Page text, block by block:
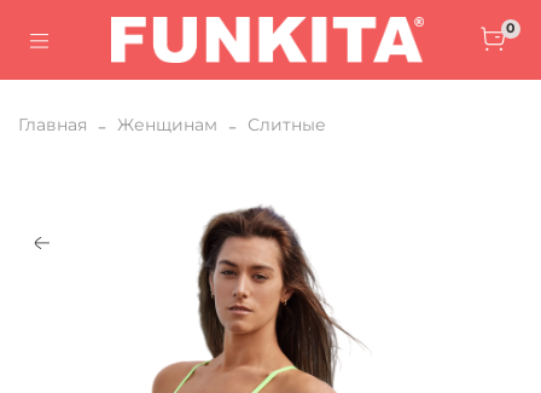
0
Главная Женщинам Слитные